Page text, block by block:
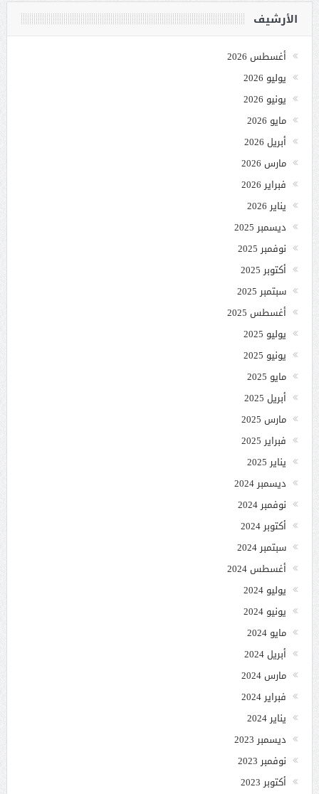
الأرشيف
أغسطس 2026
يوليو 2026
يونيو 2026
مايو 2026
أبريل 2026
مارس 2026
فبراير 2026
يناير 2026
ديسمبر 2025
نوفمبر 2025
أكتوبر 2025
سبتمبر 2025
أغسطس 2025
يوليو 2025
يونيو 2025
مايو 2025
أبريل 2025
مارس 2025
فبراير 2025
يناير 2025
ديسمبر 2024
نوفمبر 2024
أكتوبر 2024
سبتمبر 2024
أغسطس 2024
يوليو 2024
يونيو 2024
مايو 2024
أبريل 2024
مارس 2024
فبراير 2024
يناير 2024
ديسمبر 2023
نوفمبر 2023
أكتوبر 2023